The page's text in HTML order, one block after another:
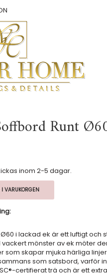
Runt
inom 2-5 dagar.
I VARUKORGEN
i lackad ek är ett luftigt och
mönster av ek möter
som skapar mjuka härliga
som satsbord, varför
certifierat trä och är ett